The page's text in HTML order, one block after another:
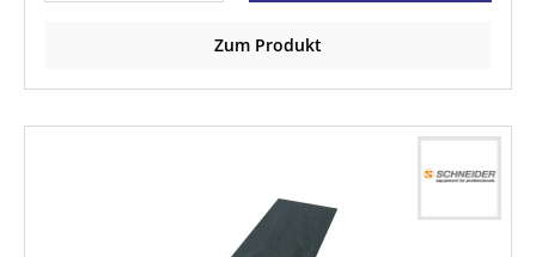
Zum Produkt